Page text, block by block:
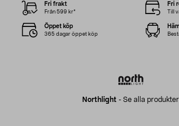
Northlight - Se alla produkter
Fri frakt
Från 599 kr*
Fri
Till
Öppet köp
365 dagar öppet köp